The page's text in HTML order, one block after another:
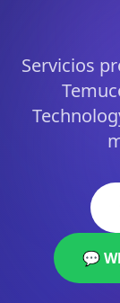
Servicios
💬